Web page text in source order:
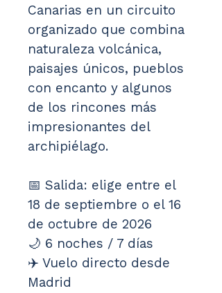
Canarias en un circuito
organizado que combina
naturaleza volcánica,
paisajes únicos, pueblos
con encanto y algunos
de los rincones más
impresionantes del
archipiélago.
📅 Salida: elige entre el
18 de septiembre o el 16
de octubre de 2026
🌙 6 noches / 7 días
✈️ Vuelo directo desde
Madrid